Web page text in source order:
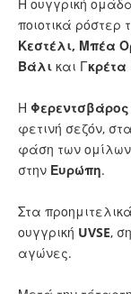
Η ουγγρική
ποιοτικά ρόστερ
Κεστέλι, Μπέα
Βάλι και Γκρέτα
Η Φερεντσβάρος
φετινή σεζόν,
φάση των
στην Ευρώπη.
Στα
ουγγρική UVSE,
αγώνες.